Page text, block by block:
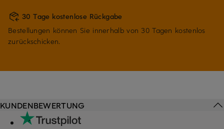
30 Tage kostenlose Rückgabe
Bestellungen können Sie innerhalb von 30 Tagen kostenlos
zurückschicken.
KUNDENBEWERTUNG